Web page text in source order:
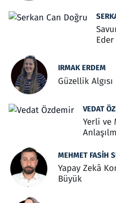
Eder
IRMAK ERDEM
Güzellik
VEDAT
Yerli ve
MEHMET FASIH
Yapay Zekâ
Büyük